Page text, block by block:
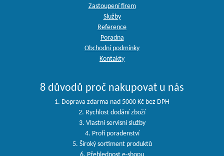
Zastoupení firem
Služby
Reference
Poradna
Obchodní podmínky
Kontakty
8 důvodů proč nakupovat u nás
1. Doprava zdarma nad 5000 Kč bez DPH
2. Rychlost dodání zboží
3. Vlastní servisní služby
4. Profi poradenství
5. Široký sortiment produktů